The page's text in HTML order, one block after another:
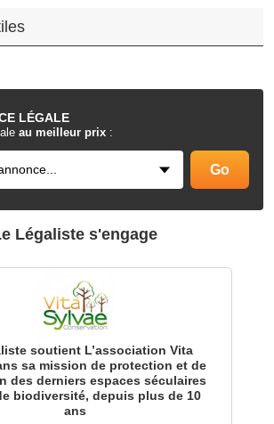
LÉGALE
au meilleur prix :
Légaliste s'engage
soutient L’association Vita
sa mission de protection et de
des derniers espaces séculaires
biodiversité, depuis plus de 10
ans